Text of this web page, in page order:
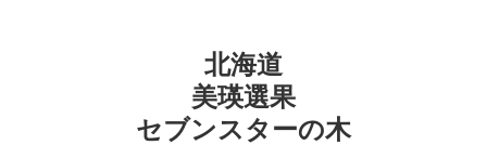
北海道
美瑛選果
セブンスターの木